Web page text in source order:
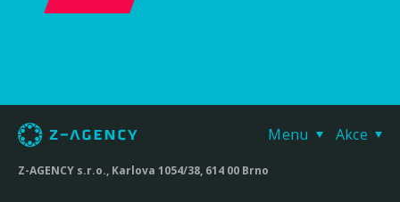
Menu Akce
Z-AGENCY s.r.o., Karlova 1054/38, 614 00 Brno